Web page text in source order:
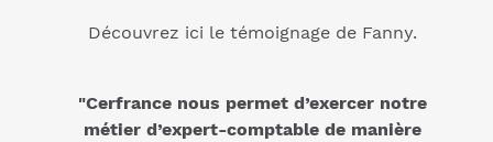
Découvrez ici le témoignage de Fanny.
"Cerfrance nous permet d’exercer notre
métier d’expert-comptable de manière